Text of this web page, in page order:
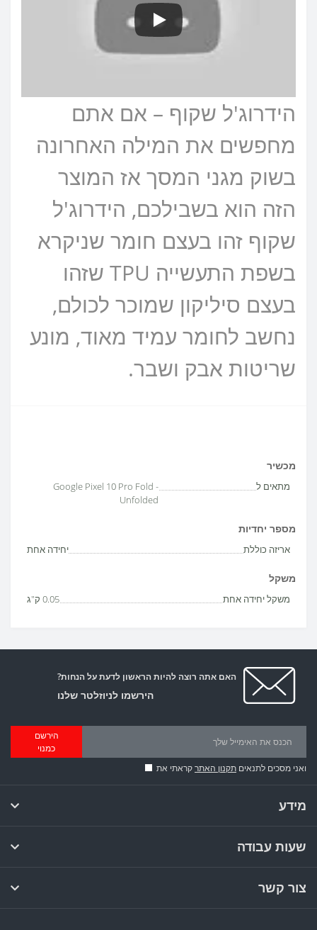
הידרוג'ל שקוף – אם אתם
מחפשים את המילה האחרונה
בשוק מגני המסך אז המוצר
הזה הוא בשבילכם, הידרוג'ל
שקוף זהו בעצם חומר שניקרא
בשפת התעשייה TPU שזהו
בעצם סיליקון שמוכר לכולם,
נחשב לחומר עמיד מאוד, מונע
שריטות אבק ושבר.
מכשיר
מתאים ל
Google Pixel 10 Pro Fold -
Unfolded
מספר יחדיות
אריזה כוללת יחידה אחת
משקל
משקל יחידה אחת 0.05 ק"ג
האם אתה רוצה להיות הראשון לדעת על הנחות?
הירשמו לניוזלטר שלנו
הירשם
כמנוי
ואני מסכים לתנאים תקנון האתרקראתי את
מידע
שעות עבודה
צור קשר